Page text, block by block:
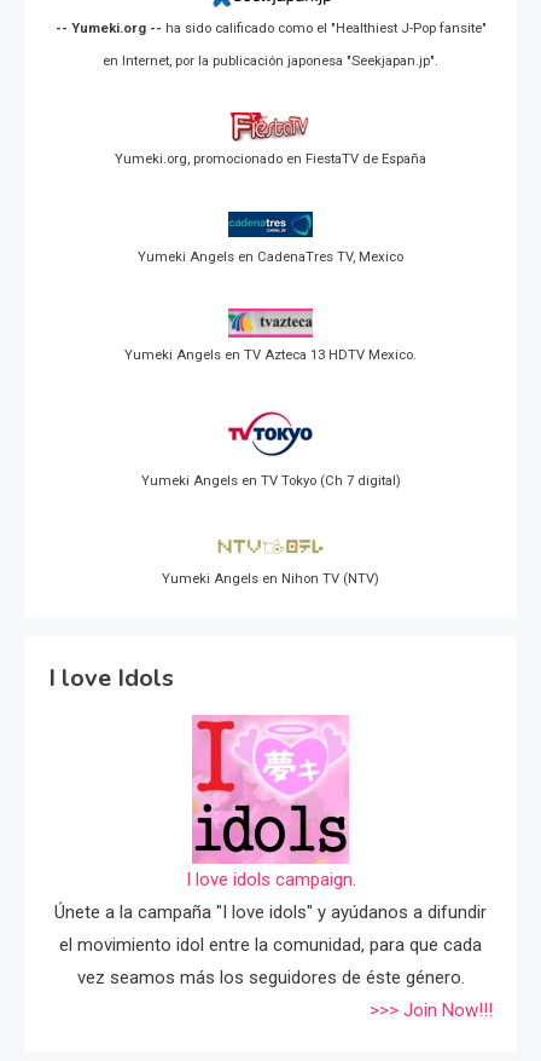
-- Yumeki.org -- ha sido calificado como el "Healthiest J-Pop fansite"
en Internet, por la publicación japonesa "Seekjapan.jp".
Yumeki.org, promocionado en FiestaTV de España
Yumeki Angels en CadenaTres TV, Mexico
Yumeki Angels en TV Azteca 13 HDTV Mexico.
Yumeki Angels en TV Tokyo (Ch 7 digital)
Yumeki Angels en Nihon TV (NTV)
I love Idols
I love idols campaign.
Únete a la campaña "I love idols" y ayúdanos a difundir
el movimiento idol entre la comunidad, para que cada
vez seamos más los seguidores de éste género.
>>> Join Now!!!